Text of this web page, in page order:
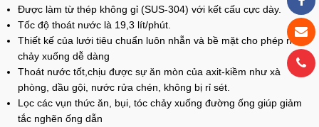
Được làm từ thép không gỉ (SUS-304) với kết cấu cực dày.
Tốc độ thoát nước là 19,3 lít/phút.
Thiết kế của lưới tiêu chuẩn luôn nhẵn và bề mặt cho phép nước
chảy xuống dễ dàng
Thoát nước tốt,chịu được sự ăn mòn của axit-kiềm như xà
phòng, dầu gội, nước rửa chén, không bị rỉ sét.
Lọc các vụn thức ăn, bụi, tóc chảy xuống đường ống giúp giảm
tắc nghẽn ống dẫn